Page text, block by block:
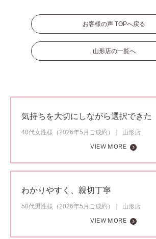
お客様の声 TOPへ戻る
山形店の一覧へ
気持ちを大切にしながら選択できた
40代女性様（2026年5月ご成約）
山形店
VIEW MORE
わかりやすく、親切丁寧
50代男性様（2026年5月ご成約）
山形店
VIEW MORE